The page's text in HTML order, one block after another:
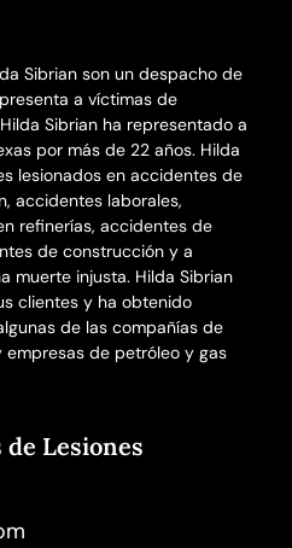
Sibrian son un despacho de
a víctimas de
Sibrian ha representado a
por más de 22 años. Hilda
lesionados enaccidentes de
,accidentes laborales,
refinerías,accidentes de
de construcción y a
muerte injusta. Hilda Sibrian
clientes y ha obtenido
de las compañías de
de petróleo y gas
de Lesiones